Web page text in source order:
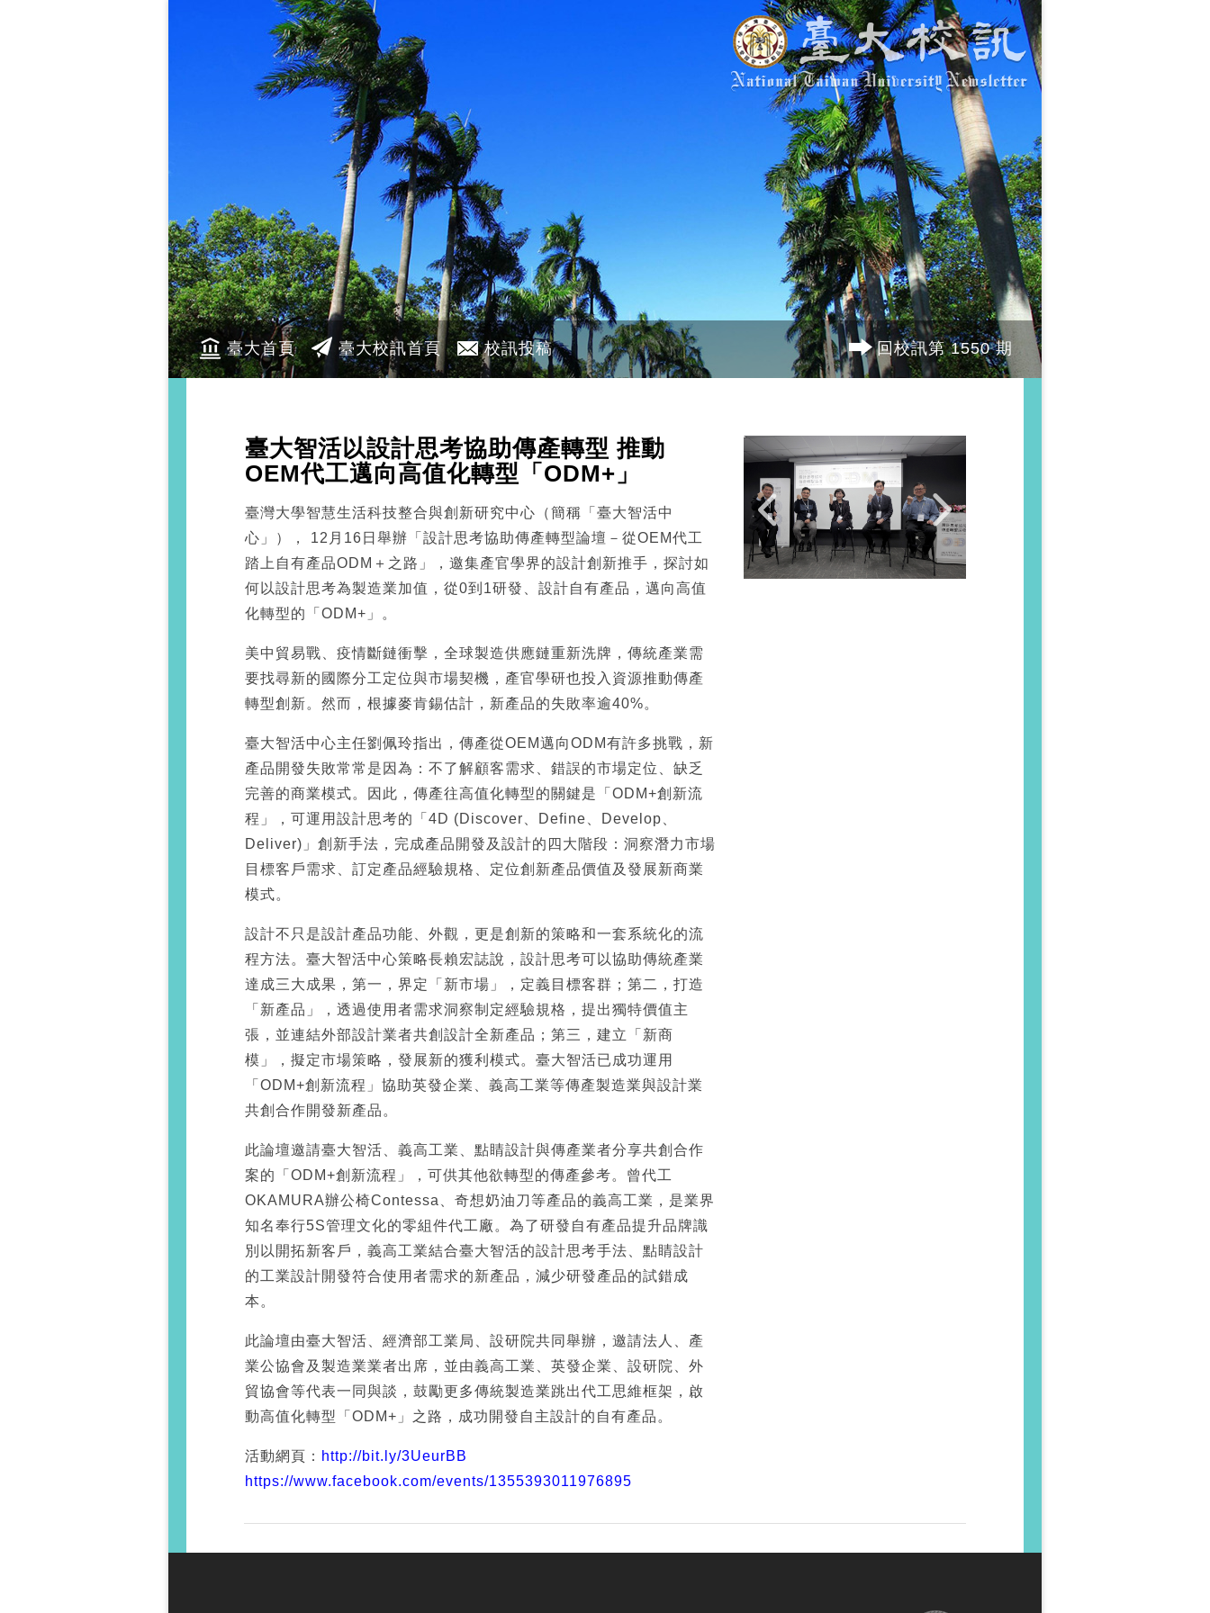
臺大首頁 臺大校訊首頁 校訊投稿 回校訊第 1550 期
臺大智活以設計思考協助傳產轉型 推動
OEM代工邁向高值化轉型「ODM+」
臺灣大學智慧生活科技整合與創新研究中心（簡稱「臺大智活中
心」）， 12月16日舉辦「設計思考協助傳產轉型論壇－從OEM代工
踏上自有產品ODM＋之路」，邀集產官學界的設計創新推手，探討如
何以設計思考為製造業加值，從0到1研發、設計自有產品，邁向高值
化轉型的「ODM+」。
美中貿易戰、疫情斷鏈衝擊，全球製造供應鏈重新洗牌，傳統產業需
要找尋新的國際分工定位與市場契機，產官學研也投入資源推動傳產
轉型創新。然而，根據麥肯錫估計，新產品的失敗率逾40%。
臺大智活中心主任劉佩玲指出，傳產從OEM邁向ODM有許多挑戰，新
產品開發失敗常常是因為：不了解顧客需求、錯誤的市場定位、缺乏
完善的商業模式。因此，傳產往高值化轉型的關鍵是「ODM+創新流
程」，可運用設計思考的「4D (Discover、Define、Develop、
Deliver)」創新手法，完成產品開發及設計的四大階段：洞察潛力市場
目標客戶需求、訂定產品經驗規格、定位創新產品價值及發展新商業
模式。
設計不只是設計產品功能、外觀，更是創新的策略和一套系統化的流
程方法。臺大智活中心策略長賴宏誌說，設計思考可以協助傳統產業
達成三大成果，第一，界定「新市場」，定義目標客群；第二，打造
「新產品」，透過使用者需求洞察制定經驗規格，提出獨特價值主
張，並連結外部設計業者共創設計全新產品；第三，建立「新商
模」，擬定市場策略，發展新的獲利模式。臺大智活已成功運用
「ODM+創新流程」協助英發企業、義高工業等傳產製造業與設計業
共創合作開發新產品。
此論壇邀請臺大智活、義高工業、點睛設計與傳產業者分享共創合作
案的「ODM+創新流程」，可供其他欲轉型的傳產參考。曾代工
OKAMURA辦公椅Contessa、奇想奶油刀等產品的義高工業，是業界
知名奉行5S管理文化的零組件代工廠。為了研發自有產品提升品牌識
別以開拓新客戶，義高工業結合臺大智活的設計思考手法、點睛設計
的工業設計開發符合使用者需求的新產品，減少研發產品的試錯成
本。
此論壇由臺大智活、經濟部工業局、設研院共同舉辦，邀請法人、產
業公協會及製造業業者出席，並由義高工業、英發企業、設研院、外
貿協會等代表一同與談，鼓勵更多傳統製造業跳出代工思維框架，啟
動高值化轉型「ODM+」之路，成功開發自主設計的自有產品。
活動網頁： http://bit.ly/3UeurBB
https://www.facebook.com/events/1355393011976895